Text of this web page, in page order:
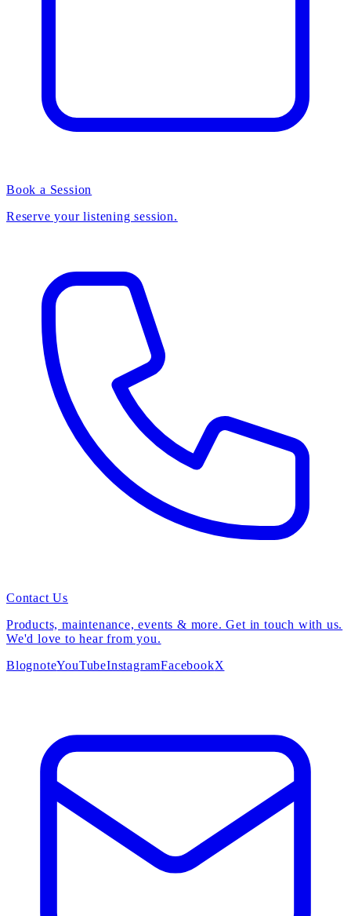
Book a Session
Reserve your listening session.
Contact Us
Products, maintenance, events & more. Get in touch with us.
We'd love to hear from you.
BlognoteYouTubeInstagramFacebookX